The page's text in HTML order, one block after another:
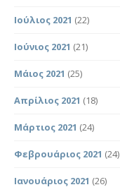
Ιούλιος 2021 (22)
Ιούνιος 2021 (21)
Μάιος 2021 (25)
Απρίλιος 2021 (18)
Μάρτιος 2021 (24)
Φεβρουάριος 2021 (24)
Ιανουάριος 2021 (26)